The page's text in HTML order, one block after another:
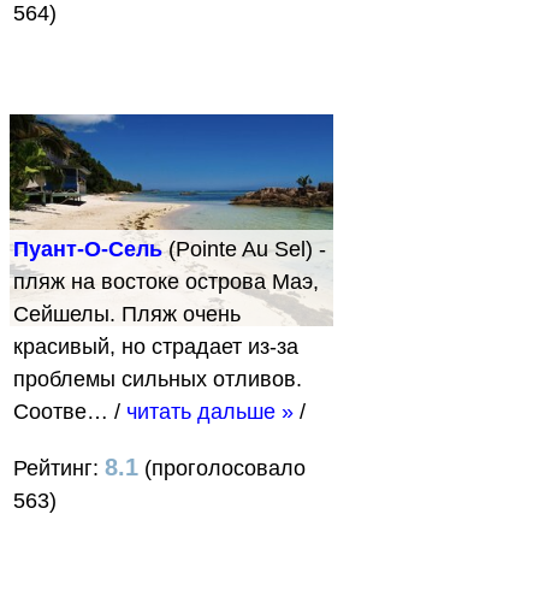
564)
Пуант-О-Сель(Pointe Au Sel) -
пляж на востоке острова Маэ,
Сейшелы. Пляж очень
красивый, но страдает из-за
проблемы сильных отливов.
Соотве… / читать дальше » /
Рейтинг: 8.1 (проголосовало
563)